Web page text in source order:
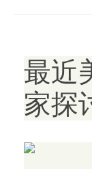
最近
家探